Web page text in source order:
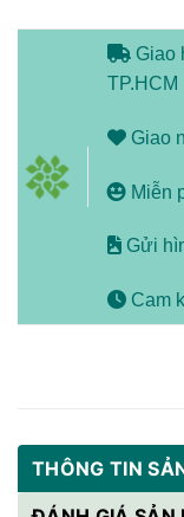
Giao
TP.HCM
Giao
Miễn
Gửi
Cam
THÔNG TIN